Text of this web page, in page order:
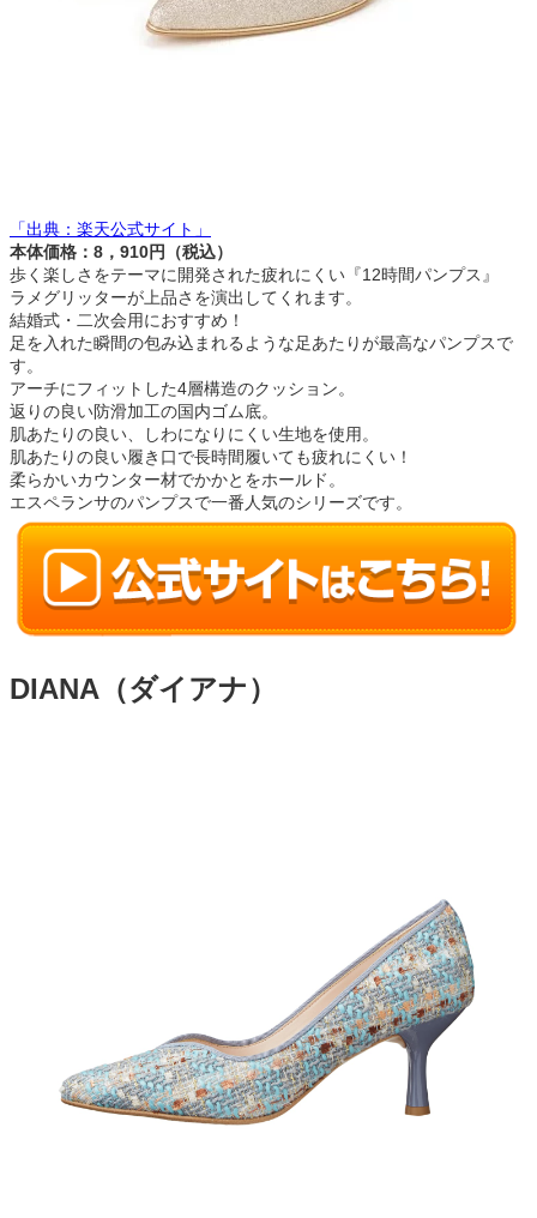
「出典：楽天公式サイト」
本体価格：8，910円（税込）
歩く楽しさをテーマに開発された疲れにくい『12時間パンプス』
ラメグリッターが上品さを演出してくれます。
結婚式・二次会用におすすめ！
足を入れた瞬間の包み込まれるような足あたりが最高なパンプスで
す。
アーチにフィットした4層構造のクッション。
返りの良い防滑加工の国内ゴム底。
肌あたりの良い、しわになりにくい生地を使用。
肌あたりの良い履き口で長時間履いても疲れにくい！
柔らかいカウンター材でかかとをホールド。
エスペランサのパンプスで一番人気のシリーズです。
DIANA（ダイアナ）